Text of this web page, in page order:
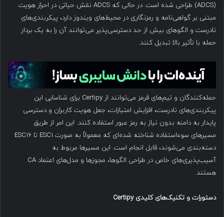
(ADCS) طراحی شده است. در حالی که ADCS نقش حیاتی در احراز هویت
مبتنی بر گواهی‌نامه و رمزنگاری در محیط‌های ویندوز دارد، پیکربندی‌های
نادرست و الگوهای بیش از حد دسترسی‌پذیر می‌توانند آن را به یک بردار
حمله با تأثیر بالا تبدیل کنند.
حمله‌کنندگان و تیم‌های قرمز می‌توانند از Certipy برای شناسایی این
پیکربندی‌های نادرست، افزایش امتیازات، جعل هویت کاربران و دسترسی
پایدار به دامنه بدون نیاز به رمز عبور استفاده کنند. این امر از طریق
مسیرهای سوءاستفاده شناخته شده‌ای که معمولاً به صورت ESC1 تا ESC16
دسته‌بندی می‌شوند، قابل انجام است. این مسیرها مربوط به
آسیب‌پذیری‌های خاص در طراحی الگوها، مجوزها و مدل‌های اعتماد CA
هستند.
دستورات و تکنیک‌های کلیدی Certipy